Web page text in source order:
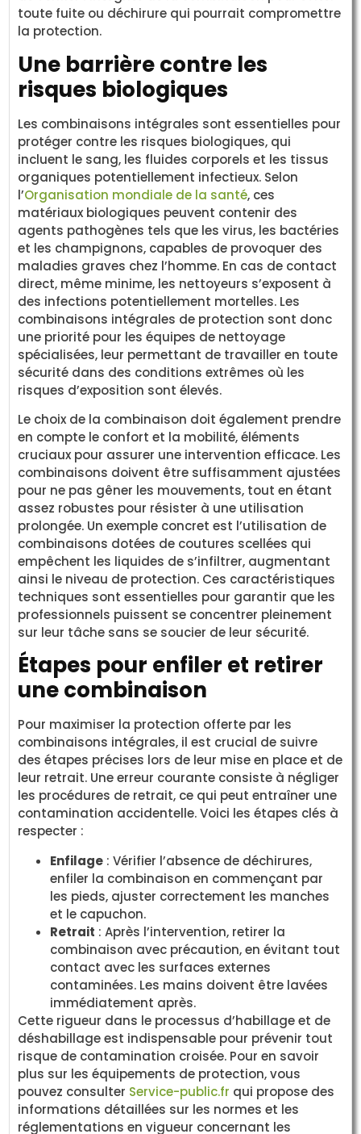
toute fuite ou déchirure qui pourrait compromettre
la protection.
Une barrière contre les
risques biologiques
Les combinaisons intégrales sont essentielles pour
protéger contre les risques biologiques, qui
incluent le sang, les fluides corporels et les tissus
organiques potentiellement infectieux. Selon
l’Organisation mondiale de la santé, ces
matériaux biologiques peuvent contenir des
agents pathogènes tels que les virus, les bactéries
et les champignons, capables de provoquer des
maladies graves chez l’homme. En cas de contact
direct, même minime, les nettoyeurs s’exposent à
des infections potentiellement mortelles. Les
combinaisons intégrales de protection sont donc
une priorité pour les équipes de nettoyage
spécialisées, leur permettant de travailler en toute
sécurité dans des conditions extrêmes où les
risques d’exposition sont élevés.
Le choix de la combinaison doit également prendre
en compte le confort et la mobilité, éléments
cruciaux pour assurer une intervention efficace. Les
combinaisons doivent être suffisamment ajustées
pour ne pas gêner les mouvements, tout en étant
assez robustes pour résister à une utilisation
prolongée. Un exemple concret est l’utilisation de
combinaisons dotées de coutures scellées qui
empêchent les liquides de s’infiltrer, augmentant
ainsi le niveau de protection. Ces caractéristiques
techniques sont essentielles pour garantir que les
professionnels puissent se concentrer pleinement
sur leur tâche sans se soucier de leur sécurité.
Étapes pour enfiler et retirer
une combinaison
Pour maximiser la protection offerte par les
combinaisons intégrales, il est crucial de suivre
des étapes précises lors de leur mise en place et de
leur retrait. Une erreur courante consiste à négliger
les procédures de retrait, ce qui peut entraîner une
contamination accidentelle. Voici les étapes clés à
respecter :
Enfilage : Vérifier l’absence de déchirures,
enfiler la combinaison en commençant par
les pieds, ajuster correctement les manches
et le capuchon.
Retrait : Après l’intervention, retirer la
combinaison avec précaution, en évitant tout
contact avec les surfaces externes
contaminées. Les mains doivent être lavées
immédiatement après.
Cette rigueur dans le processus d’habillage et de
déshabillage est indispensable pour prévenir tout
risque de contamination croisée. Pour en savoir
plus sur les équipements de protection, vous
pouvez consulter Service-public.fr qui propose des
informations détaillées sur les normes et les
réglementations en vigueur concernant les